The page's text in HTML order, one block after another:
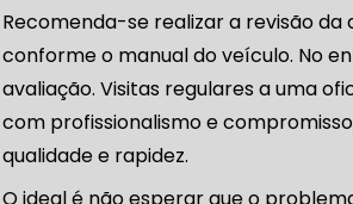
COMPLETA PARA
ATENDE VEÍCULOS BLINDADOS
ESPECIALIZADO EM VEÍCULOS
Recomenda-se realizar a revisão
conforme o manual do veículo. No
avaliação. Visitas regulares a uma
com profissionalismo e
qualidade e rapidez.